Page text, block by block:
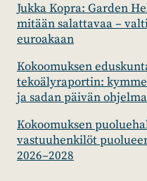
Jukka Kopra: Garden
mitään salattavaa –
euroakaan
Kokoomuksen
tekoälyraportin:
ja sadan päivän
Kokoomuksen
vastuuhenkilöt
2026–2028